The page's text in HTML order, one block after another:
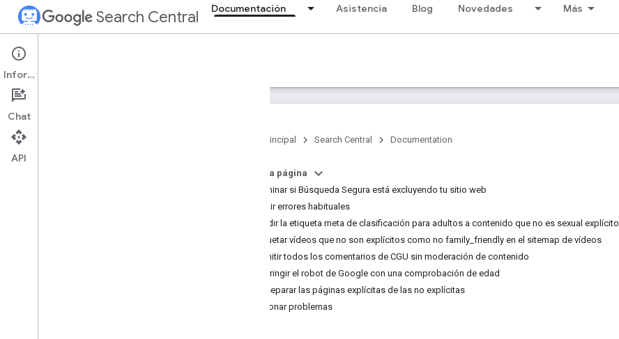
Search Central Documentación Asistencia Blog Novedades Más
Documentation
Fundamentos de SEO
Página principal Search Central Documentation
En esta página
Determinar si Búsqueda Segura está excluyendo tu sitio web
Corregir errores habituales
Añadir la etiqueta meta de clasificación para adultos a contenido que no es sexual explícito
Etiquetar vídeos que no son explícitos como no family_friendly en el sitemap de vídeos
Permitir todos los comentarios de CGU sin moderación de contenido
Restringir el robot de Google con una comprobación de edad
No separar las páginas explícitas de las no explícitas
Solucionar problemas
Información
Chat
API